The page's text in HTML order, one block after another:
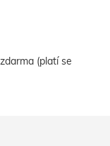
(platí se